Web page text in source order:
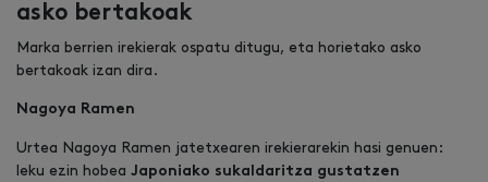
asko bertakoak
Marka berrien irekierak ospatu ditugu, eta horietako asko
bertakoak izan dira.
Nagoya Ramen
Urtea Nagoya Ramen jatetxearen irekierarekin hasi genuen:
leku ezin hobea Japoniako sukaldaritza gustatzen